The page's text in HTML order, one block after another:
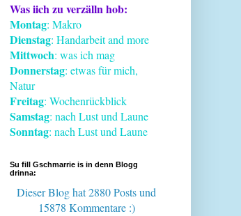
Was iich zu verzälln hob:
Montag: Makro
Dienstag: Handarbeit and more
Mittwoch: was ich mag
Donnerstag: etwas für mich,
Natur
Freitag: Wochenrückblick
Samstag: nach Lust und Laune
Sonntag: nach Lust und Laune
Su fill Gschmarrie is in denn Blogg
drinna:
Dieser Blog hat 2880 Postsund
15878 Kommentare :)